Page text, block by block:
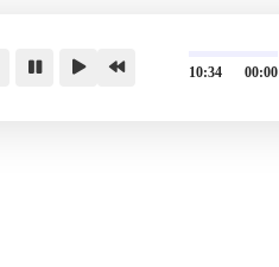
00:00
10:34